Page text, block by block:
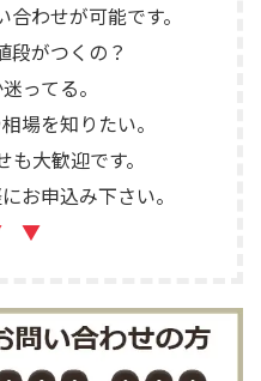
わせが可能です。
段がつくの？
ってる。
場を知りたい。
大歓迎です。
お申込み下さい。
▼